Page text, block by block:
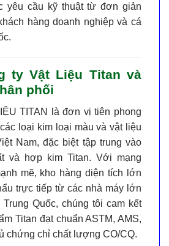
yêu cầu kỹ thuật từ đơn giản
hàng doanh nghiệp và cá
ty Vật Liệu Titan và
phối
TITAN
là đơn vị tiên phong
loại kim loại màu và vật liệu
Nam, đặc biệt tập trung vào
và hợp kim Titan. Với mạng
mẽ, kho hàng diện tích lớn
trực tiếp từ các nhà máy lớn
Quốc, chúng tôi cam kết
Titan đạt chuẩn ASTM, AMS,
chứng chỉ chất lượng CO/CQ.